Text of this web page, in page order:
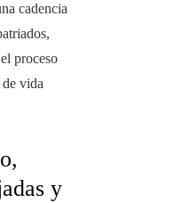
cadencia
proceso
vida
y